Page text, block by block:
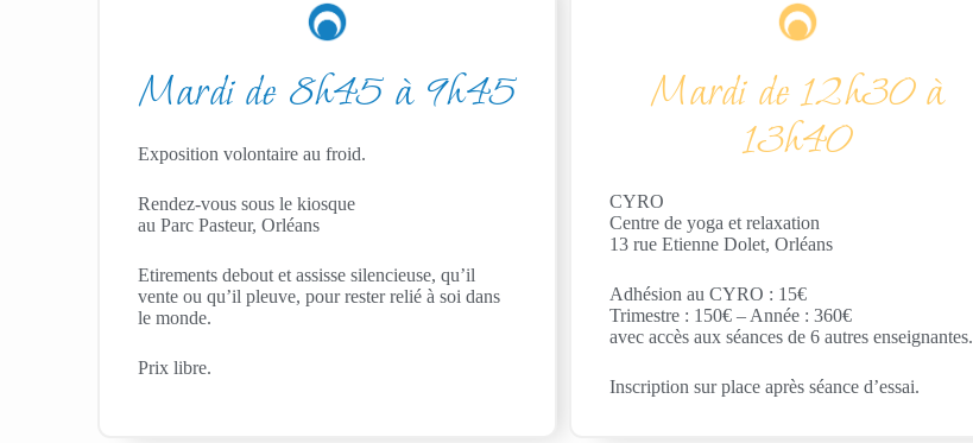
Mardi de 8h45 à 9h45
Exposition volontaire au froid.
Rendez-vous sous le kiosque
au Parc Pasteur, Orléans
Etirements debout et assisse silencieuse, qu’il
vente ou qu’il pleuve, pour rester relié à soi dans
le monde.
Prix libre.
Mardi de 12h30 à
13h40
CYRO
Centre de yoga et relaxation
13 rue Etienne Dolet, Orléans
Adhésion au CYRO : 15€
Trimestre : 150€ – Année : 360€
avec accès aux séances de 6autres enseignantes.
Inscription sur place après séance d’essai.